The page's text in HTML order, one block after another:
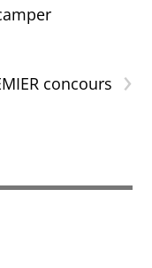
›
concours